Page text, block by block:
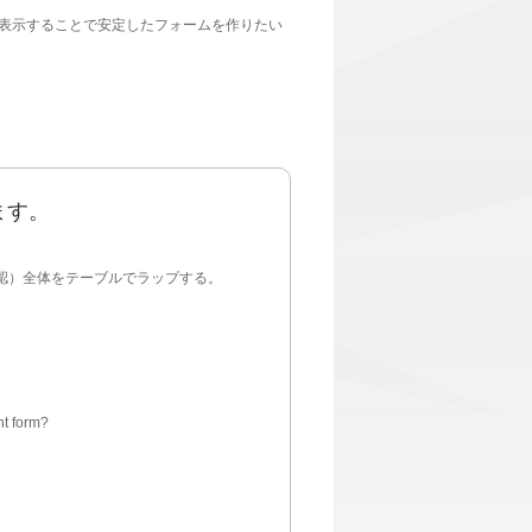
示することで安定したフォームを作りたい
。
全体をテーブルでラップする。
form?